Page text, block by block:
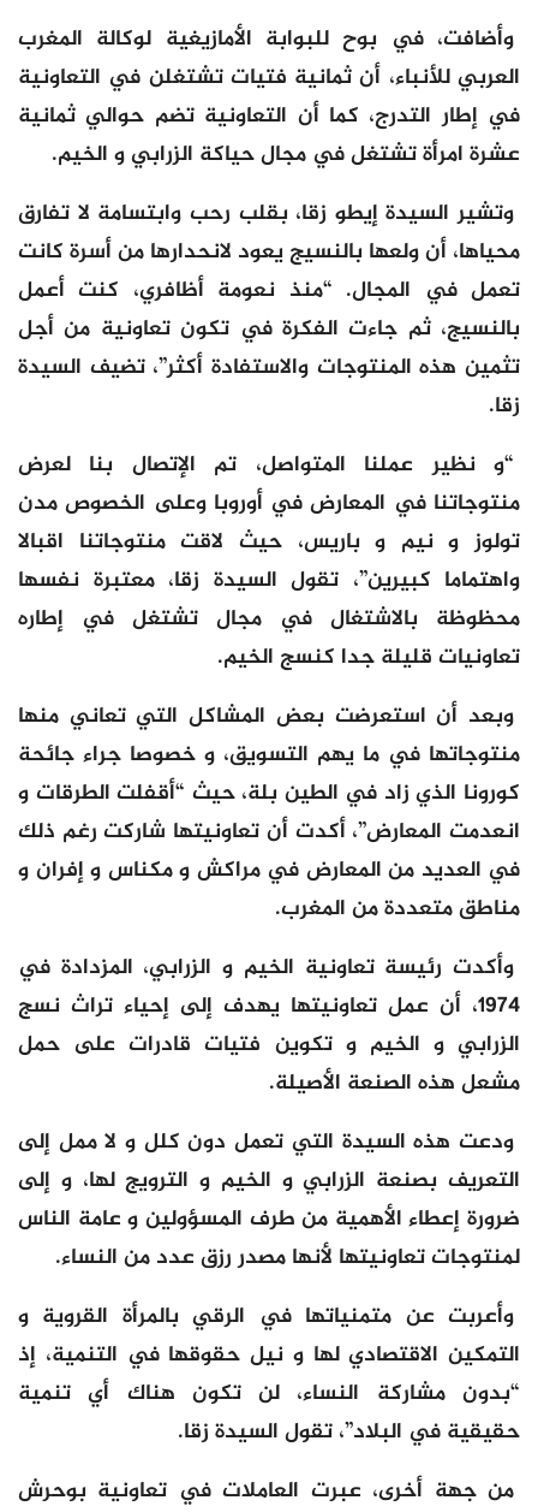
وأضافت، في بوح للبوابة الأمازيغية لوكالة المغرب
العربي للأنباء، أن ثمانية فتيات تشتغلن في التعاونية
في إطار التدرج، كما أن التعاونية تضم حوالي ثمانية
عشرة امرأة تشتغل في مجال حياكة الزرابي و الخيم.
وتشير السيدة إيطو زقا، بقلب رحب وابتسامة لا تفارق
محياها، أن ولعها بالنسيج يعود لانحدارها من أسرة كانت
تعمل في المجال. “منذ نعومة أظافري، كنت أعمل
بالنسيج، ثم جاءت الفكرة في تكون تعاونية من أجل
تثمين هذه المنتوجات والاستفادة أكثر”، تضيف السيدة
زقا.
“و نظير عملنا المتواصل، تم الإتصال بنا لعرض
منتوجاتنا في المعارض في أوروبا وعلى الخصوص مدن
تولوز و نيم و باريس، حيث لاقت منتوجاتنا اقبالا
واهتماما كبيرين”، تقول السيدة زقا، معتبرة نفسها
محظوظة بالاشتغال في مجال تشتغل في إطاره
تعاونيات قليلة جدا كنسج الخيم.
وبعد أن استعرضت بعض المشاكل التي تعاني منها
منتوجاتها في ما يهم التسويق، و خصوصا جراء جائحة
كورونا الذي زاد في الطين بلة، حيث “أقفلت الطرقات و
انعدمت المعارض”، أكدت أن تعاونيتها شاركت رغم ذلك
في العديد من المعارض في مراكش و مكناس و إفران و
مناطق متعددة من المغرب.
وأكدت رئيسة تعاونية الخيم و الزرابي، المزدادة في
1974، أن عمل تعاونيتها يهدف إلى إحياء تراث نسج
الزرابي و الخيم و تكوين فتيات قادرات على حمل
مشعل هذه الصنعة الأصيلة.
ودعت هذه السيدة التي تعمل دون كلل و لا ممل إلى
التعريف بصنعة الزرابي و الخيم و الترويج لها، و إلى
ضرورة إعطاء الأهمية من طرف المسؤولين و عامة الناس
لمنتوجات تعاونيتها لأنها مصدر رزق عدد من النساء.
وأعربت عن متمنياتها في الرقي بالمرأة القروية و
التمكين الاقتصادي لها و نيل حقوقها في التنمية، إذ
“بدون مشاركة النساء، لن تكون هناك أي تنمية
حقيقية في البلاد”، تقول السيدة زقا.
من جهة أخرى، عبرت العاملات في تعاونية بوحرش